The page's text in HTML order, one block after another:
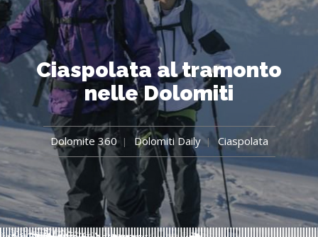
Ciaspolata al tramonto
nelle Dolomiti
Dolomite 360 Dolomiti Daily Ciaspolata